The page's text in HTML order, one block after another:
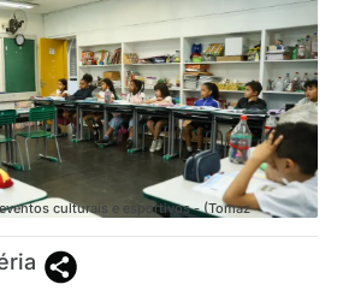
culturais e esportivos - (Tomaz